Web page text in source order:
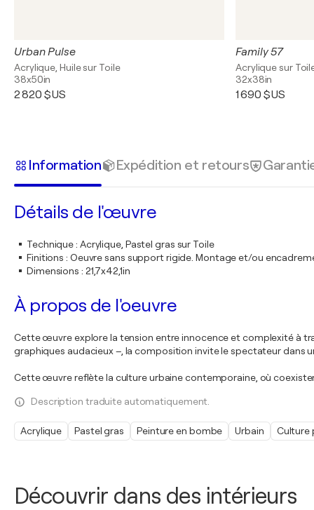
Découvrir dans des intérieurs
Urban Pulse
Acrylique, Huile sur Toile
38x50in
2 820 $US
Family 57
Acrylique sur
32x38in
1 690 $US
Information Expédition et retours
Détails de l'œuvre
Technique: Acrylique, Pastel gras sur Toile
Finitions : Oeuvre sans support rigide. Montage et/ou
Dimensions : 21,7x42,1in
À propos de l'oeuvre
Cette œuvre explore la tension entre innocence et complexité à
graphiques audacieux –, la composition invite le spectateur
Cette œuvre reflète la culture urbaine contemporaine, où
Description traduite automatiquement.
Acrylique Pastel gras Peinture en bombe Urbain Culture